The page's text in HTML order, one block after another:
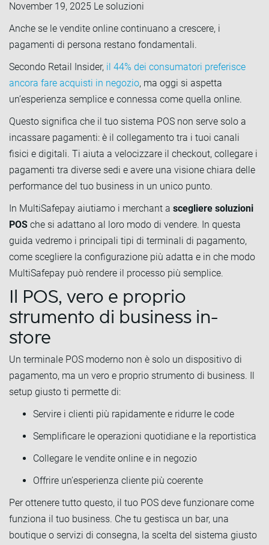
November 19, 2025 Le soluzioni
Anche se le vendite online continuano a crescere, i
pagamenti di persona restano fondamentali.
Secondo Retail Insider, il 44% dei consumatori preferisce
ancora fare acquisti in negozio, ma oggi si aspetta
un’esperienza semplice e connessa come quella online.
Questo significa che il tuo sistema POS non serve solo a
incassare pagamenti: è il collegamento tra i tuoi canali
fisici e digitali. Ti aiuta a velocizzare il checkout, collegare i
pagamenti tra diverse sedi e avere una visione chiara delle
performance del tuo business in un unico punto.
In MultiSafepay aiutiamo i merchant a scegliere soluzioni
POS che si adattano al loro modo di vendere. In questa
guida vedremo i principali tipi di terminali di pagamento,
come scegliere la configurazione più adatta e in che modo
MultiSafepay può rendere il processo più semplice.
Il POS, vero e proprio
strumento di business in-
store
Un terminale POS moderno non è solo un dispositivo di
pagamento, ma un vero e proprio strumento di business. Il
setup giusto ti permette di:
Servire i clienti più rapidamente e ridurre le code
Semplificare le operazioni quotidiane e la reportistica
Collegare le vendite online e in negozio
Offrire un’esperienza cliente più coerente
Per ottenere tutto questo, il tuo POS deve funzionare come
funziona il tuo business. Che tu gestisca un bar, una
boutique o servizi di consegna, la scelta del sistema giusto